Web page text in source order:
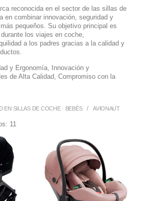
reconocida en el sector de las sillas de
en combinar innovación, seguridad y
pequeños. Su objetivo principal es
los viajes en coche,
a los padres gracias a la calidad y
y Ergonomía, Innovación y
de Alta Calidad, Compromiso con la
EN SILLAS DE COCHE · BEBÉS AVIONAUT
11